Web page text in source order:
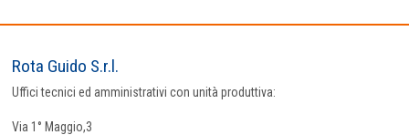
Rota Guido S.r.l.
Uffici tecnici ed amministrativi con unità produttiva:
Via 1° Maggio,3